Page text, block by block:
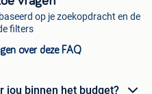
op je zoekopdracht en de
filters
over deze FAQ
jou binnen het budget?